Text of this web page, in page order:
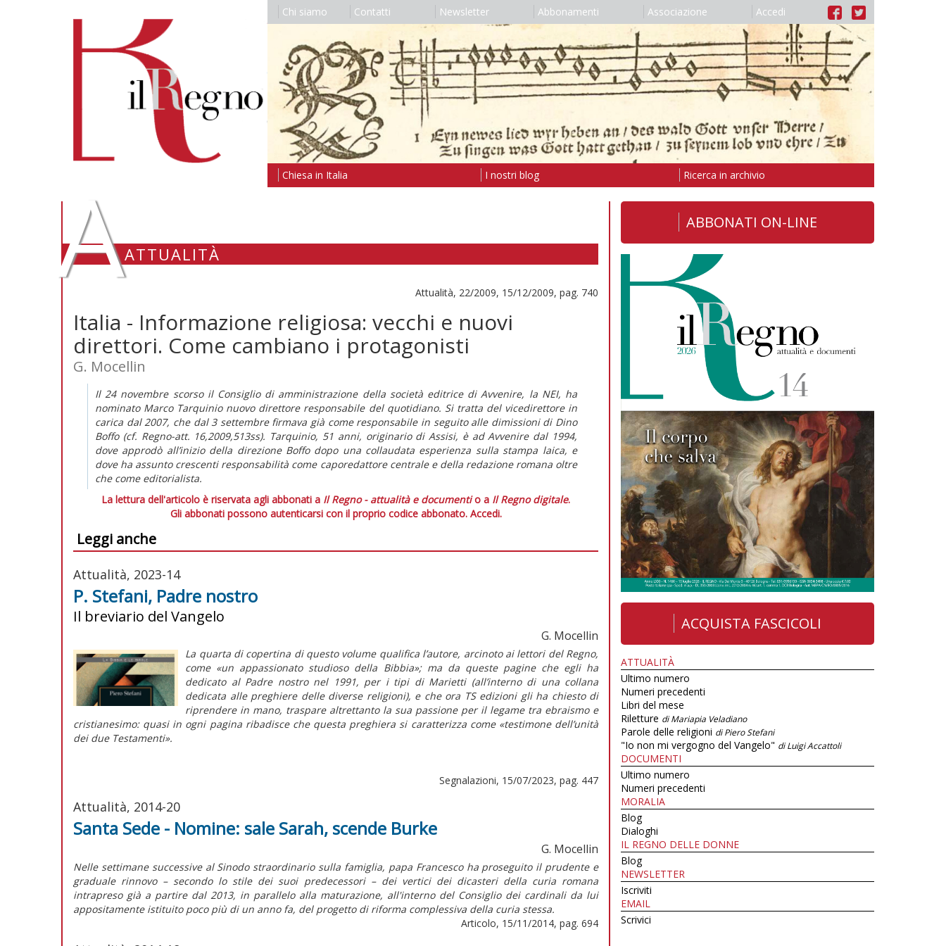
Chi siamo Contatti Newsletter Abbonamenti Associazione Accedi
Chiesa in Italia I nostri blog Ricerca in archivio
AATTUALITÀ
Attualità, 22/2009, 15/12/2009, pag. 740
Italia - Informazione religiosa: vecchi e nuovi
direttori. Come cambiano i protagonisti
G. Mocellin
Il 24 novembre scorso il Consiglio di amministrazione della società editrice di Avvenire, la NEI, ha
nominato Marco Tarquinio nuovo direttore responsabile del quotidiano. Si tratta del vicedirettore in
carica dal 2007, che dal 3 settembre firmava già come responsabile in seguito alle dimissioni di Dino
Boffo (cf. Regno-att. 16,2009,513ss). Tarquinio, 51 anni, originario di Assisi, è ad Avvenire dal 1994,
dove approdò all’inizio della direzione Boffo dopo una collaudata esperienza sulla stampa laica, e
dove ha assunto crescenti responsabilità come caporedattore centrale e della redazione romana oltre
che come editorialista.
La lettura dell'articolo è riservata agli abbonati a Il Regno - attualità e documentio a Il Regno digitale.
Gli abbonati possono autenticarsi con il proprio codice abbonato. Accedi.
Leggi anche
Attualità, 2023-14
P. Stefani, Padre nostro
Il breviario del Vangelo
G. Mocellin
La quarta di copertina di questo volume qualifica l’autore, arcinoto ai lettori del Regno,
come «un appassionato studioso della Bibbia»; ma da queste pagine che egli ha
dedicato al Padre nostronel 1991, per i tipi di Marietti (all’interno di una collana
dedicata alle preghiere delle diverse religioni), e che ora TS edizioni gli ha chiesto di
riprendere in mano, traspare altrettanto la sua passione per il legame tra ebraismo e
cristianesimo: quasi in ogni pagina ribadisce che questa preghiera si caratterizza come «testimone dell’unità
dei due Testamenti».
Segnalazioni, 15/07/2023, pag. 447
Attualità, 2014-20
Santa Sede - Nomine: sale Sarah, scende Burke
G. Mocellin
Nelle settimane successive al Sinodo straordinario sulla famiglia, papa Francesco ha proseguito il prudente e
graduale rinnovo – secondo lo stile dei suoi predecessori – dei vertici dei dicasteri della curia romana
intrapreso già a partire dal 2013, in parallelo alla maturazione, all'interno del Consiglio dei cardinali da lui
appositamente istituito poco più di un anno fa, del progetto di riforma complessiva della curia stessa.
Articolo, 15/11/2014, pag. 694
ABBONATI ON-LINE
ACQUISTA FASCICOLI
ATTUALITÀ
Ultimo numero
Numeri precedenti
Libri del mese
Riletture di Mariapia Veladiano
Parole delle religioni di Piero Stefani
"Io non mi vergogno del Vangelo" di Luigi Accattoli
DOCUMENTI
Ultimo numero
Numeri precedenti
MORALIA
Blog
Dialoghi
IL REGNO DELLE DONNE
Blog
NEWSLETTER
Iscriviti
EMAIL
Scrivici